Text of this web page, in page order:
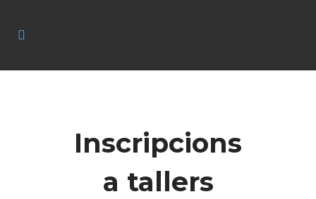
Inscripcions
a tallers